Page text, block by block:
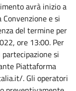
avrà inizio a
e si
del termine per
ore 13:00. Per
si
Piattaforma
. Gli operatori